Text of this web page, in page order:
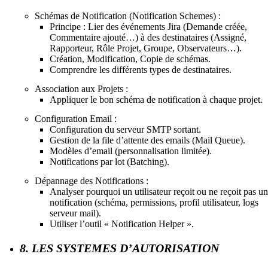
Schémas de Notification (Notification Schemes) :
Principe : Lier des événements Jira (Demande créée,
Commentaire ajouté…) à des destinataires (Assigné,
Rapporteur, Rôle Projet, Groupe, Observateurs…).
Création, Modification, Copie de schémas.
Comprendre les différents types de destinataires.
Association aux Projets :
Appliquer le bon schéma de notification à chaque projet.
Configuration Email :
Configuration du serveur SMTP sortant.
Gestion de la file d’attente des emails (Mail Queue).
Modèles d’email (personnalisation limitée).
Notifications par lot (Batching).
Dépannage des Notifications :
Analyser pourquoi un utilisateur reçoit ou ne reçoit pas
notification (schéma, permissions, profil utilisateur, logs
serveur mail).
Utiliser l’outil « Notification Helper ».
8. LES SYSTEMES D’AUTORISATION